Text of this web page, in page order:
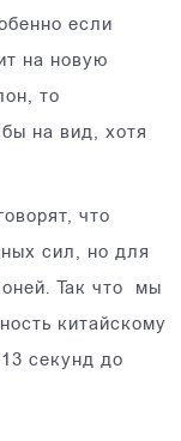
если
на новую
то
на вид, хотя
что
сил, но для
Так что мы
китайскому
секунд до